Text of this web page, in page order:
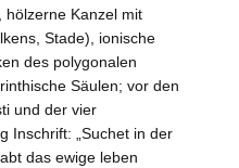
hölzerne Kanzel mit
Stade), ionische
des polygonalen
Säulen; vor den
und der vier
Inschrift: „Suchet in der
das ewige leben